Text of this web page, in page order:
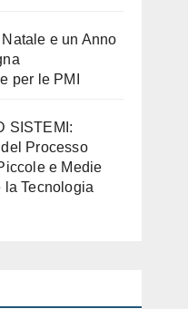
e un Anno
per le PMI
SISTEMI:
Processo
e Medie
la Tecnologia